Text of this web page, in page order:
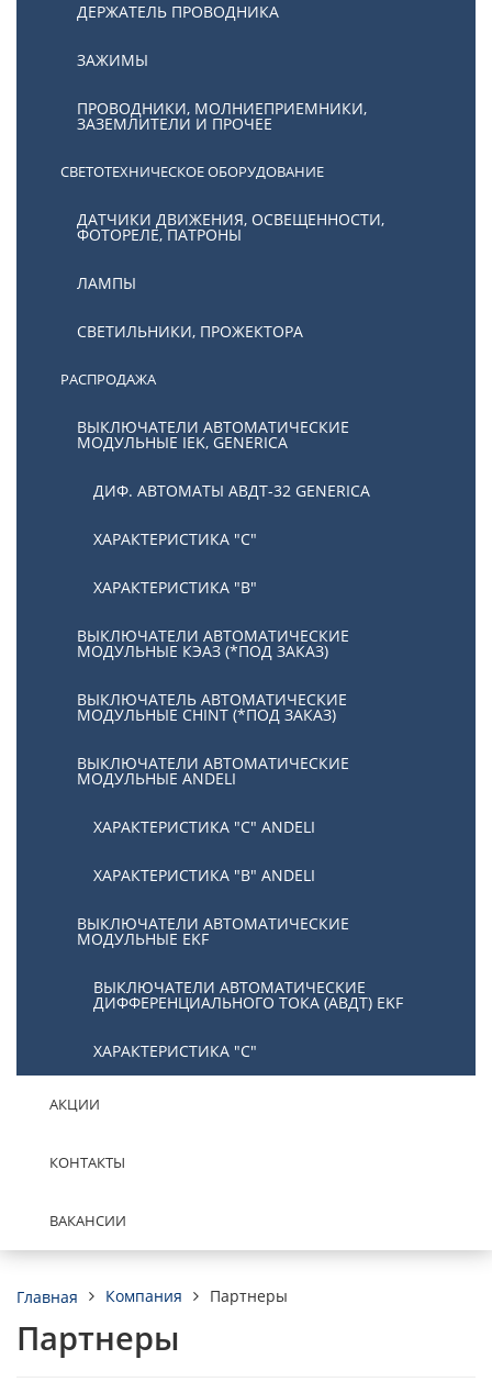
ДЕРЖАТЕЛЬ ПРОВОДНИКА
ЗАЖИМЫ
ПРОВОДНИКИ, МОЛНИЕПРИЕМНИКИ,
ЗАЗЕМЛИТЕЛИ И ПРОЧЕЕ
СВЕТОТЕХНИЧЕСКОЕ ОБОРУДОВАНИЕ
ДАТЧИКИ ДВИЖЕНИЯ, ОСВЕЩЕННОСТИ,
ФОТОРЕЛЕ, ПАТРОНЫ
ЛАМПЫ
СВЕТИЛЬНИКИ, ПРОЖЕКТОРА
РАСПРОДАЖА
ВЫКЛЮЧАТЕЛИ АВТОМАТИЧЕСКИЕ
МОДУЛЬНЫЕ IEK, GENERICA
ДИФ. АВТОМАТЫ АВДТ-32 GENERICA
ХАРАКТЕРИСТИКА "С"
ХАРАКТЕРИСТИКА "В"
ВЫКЛЮЧАТЕЛИ АВТОМАТИЧЕСКИЕ
МОДУЛЬНЫЕ КЭАЗ (*ПОД ЗАКАЗ)
ВЫКЛЮЧАТЕЛЬ АВТОМАТИЧЕСКИЕ
МОДУЛЬНЫЕ CHINT (*ПОД ЗАКАЗ)
ВЫКЛЮЧАТЕЛИ АВТОМАТИЧЕСКИЕ
МОДУЛЬНЫЕ ANDELI
ХАРАКТЕРИСТИКА "C" ANDELI
ХАРАКТЕРИСТИКА "B" ANDELI
ВЫКЛЮЧАТЕЛИ АВТОМАТИЧЕСКИЕ
МОДУЛЬНЫЕ EKF
ВЫКЛЮЧАТЕЛИ АВТОМАТИЧЕСКИЕ
ДИФФЕРЕНЦИАЛЬНОГО ТОКА (АВДТ) EKF
ХАРАКТЕРИСТИКА "С"
АКЦИИ
КОНТАКТЫ
ВАКАНСИИ
Главная Компания Партнеры
Партнеры